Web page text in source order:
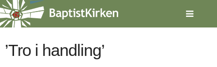
Spring
menu
over
gå’Tro i handling’